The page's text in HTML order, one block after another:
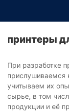
принтеры
При разработке
прислушиваемся
учитываем их
сырье, в том
продукции и её